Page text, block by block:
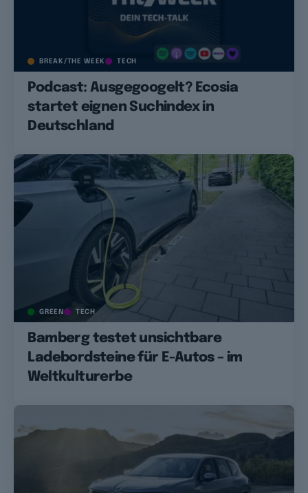
BREAK/THE WEEK TECH
Podcast: Ausgegoogelt? Ecosia
startet eignen Suchindex in
Deutschland
GREEN TECH
Bamberg testet unsichtbare
Ladebordsteine für E-Autos – im
Weltkulturerbe